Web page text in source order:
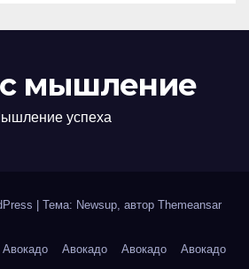
мышление
успеха
Тема: Newsup, автор Themeansar
Авокадо Авокадо Авокадо Авокадо